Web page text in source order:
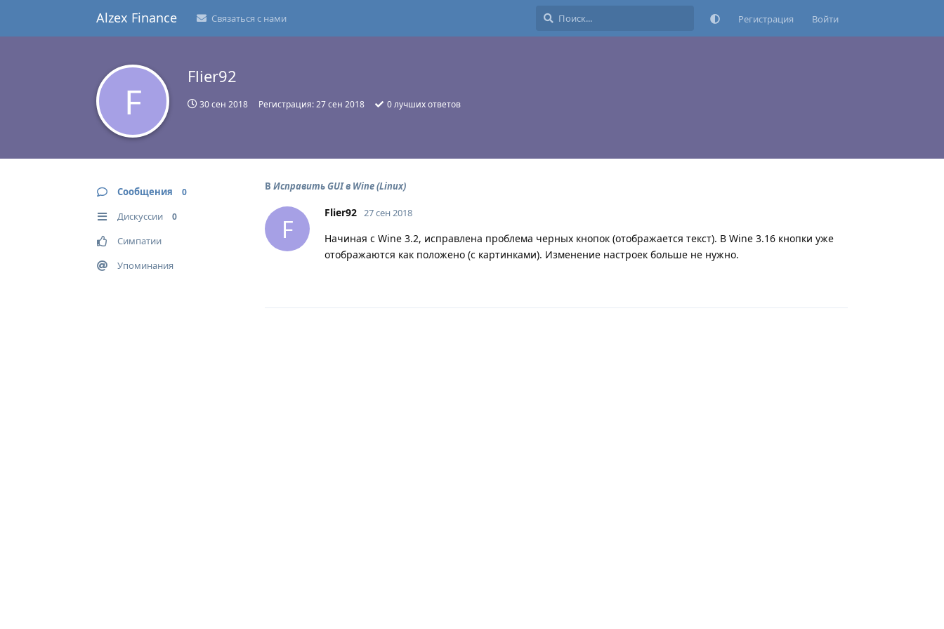
Alzex Finance Связаться с нами Регистрация Войти
F
Flier92
30 сен 2018 Регистрация:27 сен 2018 0лучших ответов
Сообщения 0
Дискуссии 0
Симпатии
Упоминания
В Исправить GUI в Wine (Linux)
F
Flier92 27 сен 2018
Начиная с Wine 3.2, исправлена проблема черных кнопок (отображается текст). В Wine 3.16 кнопки уже
отображаются как положено (с картинками). Изменение настроек больше не нужно.